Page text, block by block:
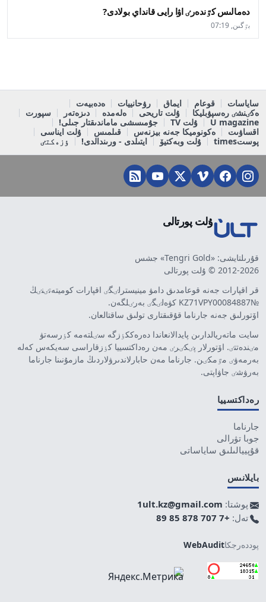
دەمالىس كٷندەرٸ اۋا رايى قانداي بولادى?
بٷگىن, 07:19
ساياسات قوعام ايماق رۋحانييات
ەدەبيەت
ەكٸنشٸ رەسپۋبليكا
ۇلت تاريحى ەلەمدە دىزەتەر
سپورت
U magazine
ۇلت TV
جۇمىسشى ماماندىقتار جىلى!
اقساۋىت
ەكونوميكا جەنە بيزنەس قىلمىس
ۇلت ايناسى
پوستtimes
ۇلت وبەكتيۆ ايتىلدى - ورىندالدى! ٶزەكتٸ
ۇلت پورتالى
قۇرىلتايشى: «Tengri Gold» جشس
2012-2026 © ۇلت پورتالى
قر اقپارات جەنە قوعامدىق دامۋ مينيسترلٸگٸ اقپارات كوميتەتٸنٸڭ
№KZ71VPY00084887 كۋەلٸگٸ بەرٸلگەن.
اۆتورلىق جەنە جارناما قۇقىقتارى تولىق ساقتالعان.
سايت ماتەريالدارىن پايدالانعاندا دەرەككٶزگە سٸلتەمە كٶرسەتۋ
مٸندەتتٸ. اۆتورلار پٸكٸرٸ مەن رەداكتسييا كٶزقاراسى سەيكەس كەلە
بەرمەۋٸ مٷمكٸن. جارناما مەن حابارلاندىرۋلاردىڭ مازمۇنىنا جارناما
بەرۋشٸ جاۋاپتى.
رەداكتسييا
جارناما
جوبا تۋرالى
قۇپييالىلىق ساياساتى
بايلانىس
پوشتا: 1ult.kz@gmail.com
تەل: +7 707 878 85 89
پوددەرجكاWebAudit